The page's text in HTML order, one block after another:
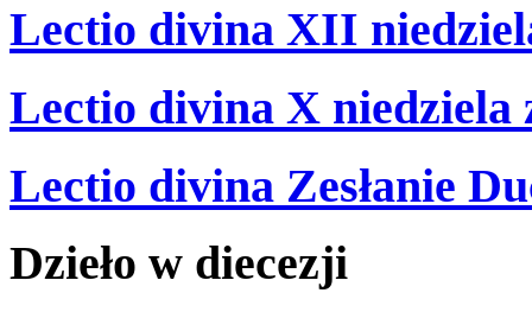
Lectio divina XII
Lectio divina X niedziela
Lectio divina Zesłanie
Dzieło w diecezji